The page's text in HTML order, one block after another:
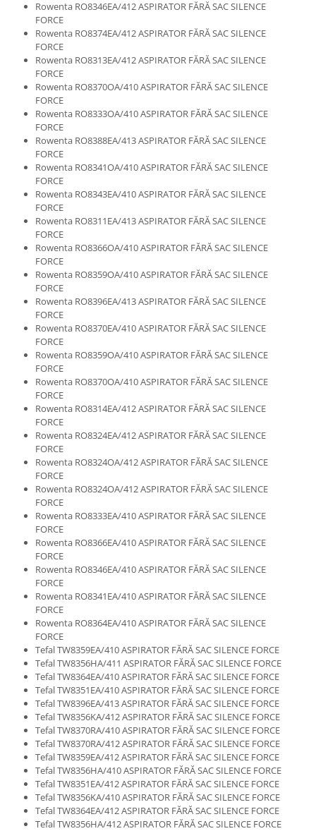
Igiena si ingrijire
Jucarii si Jocuri
Maternitate
Petshop
Accesorii animale de companie
Acvaristica
Castroane si adapatori animale
Igiena animale de companie
Mobila si transport animale de
companie
Zgarzi, lese si hamuri
PC, Periferice & Software
Componente PC
Desktop PC & Monitoare
Imprimante, Scanere &
Consumabile
Periferice PC
Retelistica & Supraveghere
Servere, Componente & UPS
Telecomenzi garaj
Sport & Activitati in aer liber
Accesorii antrenament
Accesorii Fitness
Accesorii sportive
Articole Voiaj
Camping
Ciclism
Sporturi acvatice
Sporturi de interior
TV, Audio & Foto
Aparate Foto & Accesorii
Audio HI-FI & Profesionale
Camere video si sport
Drone si Accesorii
Home Cinema & Audio
Playere, Boxe & Casti
Telescoape & Optica
Televizoare & accesorii
Bacanie
Ambalaje cadouri
Cadouri
Curatenie si intretinere
Rowenta RO8346EA/412 ASPIRATOR FĂRĂ SAC SILENCE
FORCE
Rowenta RO8374EA/412 ASPIRATOR FĂRĂ SAC SILENCE
FORCE
Rowenta RO8313EA/412 ASPIRATOR FĂRĂ SAC SILENCE
FORCE
Rowenta RO8370OA/410 ASPIRATOR FĂRĂ SAC SILENCE
FORCE
Rowenta RO8333OA/410 ASPIRATOR FĂRĂ SAC SILENCE
FORCE
Rowenta RO8388EA/413 ASPIRATOR FĂRĂ SAC SILENCE
FORCE
Rowenta RO8341OA/410 ASPIRATOR FĂRĂ SAC SILENCE
FORCE
Rowenta RO8343EA/410 ASPIRATOR FĂRĂ SAC SILENCE
FORCE
Rowenta RO8311EA/413 ASPIRATOR FĂRĂ SAC SILENCE
FORCE
Rowenta RO8366OA/410 ASPIRATOR FĂRĂ SAC SILENCE
FORCE
Rowenta RO8359OA/410 ASPIRATOR FĂRĂ SAC SILENCE
FORCE
Rowenta RO8396EA/413 ASPIRATOR FĂRĂ SAC SILENCE
FORCE
Rowenta RO8370EA/410 ASPIRATOR FĂRĂ SAC SILENCE
FORCE
Rowenta RO8359OA/410 ASPIRATOR FĂRĂ SAC SILENCE
FORCE
Rowenta RO8370OA/410 ASPIRATOR FĂRĂ SAC SILENCE
FORCE
Rowenta RO8314EA/412 ASPIRATOR FĂRĂ SAC SILENCE
FORCE
Rowenta RO8324EA/412 ASPIRATOR FĂRĂ SAC SILENCE
FORCE
Rowenta RO8324OA/412 ASPIRATOR FĂRĂ SAC SILENCE
FORCE
Rowenta RO8324OA/412 ASPIRATOR FĂRĂ SAC SILENCE
FORCE
Rowenta RO8333EA/410 ASPIRATOR FĂRĂ SAC SILENCE
FORCE
Rowenta RO8366EA/410 ASPIRATOR FĂRĂ SAC SILENCE
FORCE
Rowenta RO8346EA/410 ASPIRATOR FĂRĂ SAC SILENCE
FORCE
Rowenta RO8341EA/410 ASPIRATOR FĂRĂ SAC SILENCE
FORCE
Rowenta RO8364EA/410 ASPIRATOR FĂRĂ SAC SILENCE
FORCE
Tefal TW8359EA/410 ASPIRATOR FĂRĂ SAC SILENCE FORCE
Tefal TW8356HA/411 ASPIRATOR FĂRĂ SAC SILENCE FORCE
Tefal TW8364EA/410 ASPIRATOR FĂRĂ SAC SILENCE FORCE
Tefal TW8351EA/410 ASPIRATOR FĂRĂ SAC SILENCE FORCE
Tefal TW8396EA/413 ASPIRATOR FĂRĂ SAC SILENCE FORCE
Tefal TW8356KA/412 ASPIRATOR FĂRĂ SAC SILENCE FORCE
Tefal TW8370RA/410 ASPIRATOR FĂRĂ SAC SILENCE FORCE
Tefal TW8370RA/412 ASPIRATOR FĂRĂ SAC SILENCE FORCE
Tefal TW8359EA/412 ASPIRATOR FĂRĂ SAC SILENCE FORCE
Tefal TW8356HA/410 ASPIRATOR FĂRĂ SAC SILENCE FORCE
Tefal TW8351EA/412 ASPIRATOR FĂRĂ SAC SILENCE FORCE
Tefal TW8356KA/410 ASPIRATOR FĂRĂ SAC SILENCE FORCE
Tefal TW8364EA/412 ASPIRATOR FĂRĂ SAC SILENCE FORCE
Tefal TW8356HA/412 ASPIRATOR FĂRĂ SAC SILENCE FORCE